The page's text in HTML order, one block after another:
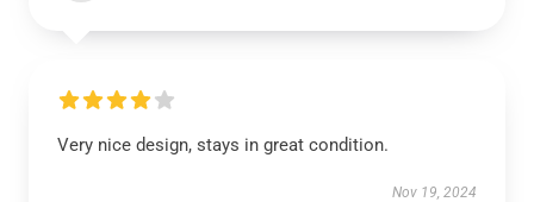
Very nice design, stays in great condition.
Nov 19, 2024